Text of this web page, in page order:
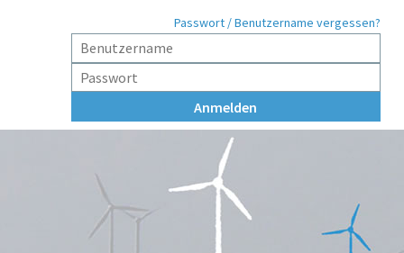
Passwort / Benutzername vergessen?